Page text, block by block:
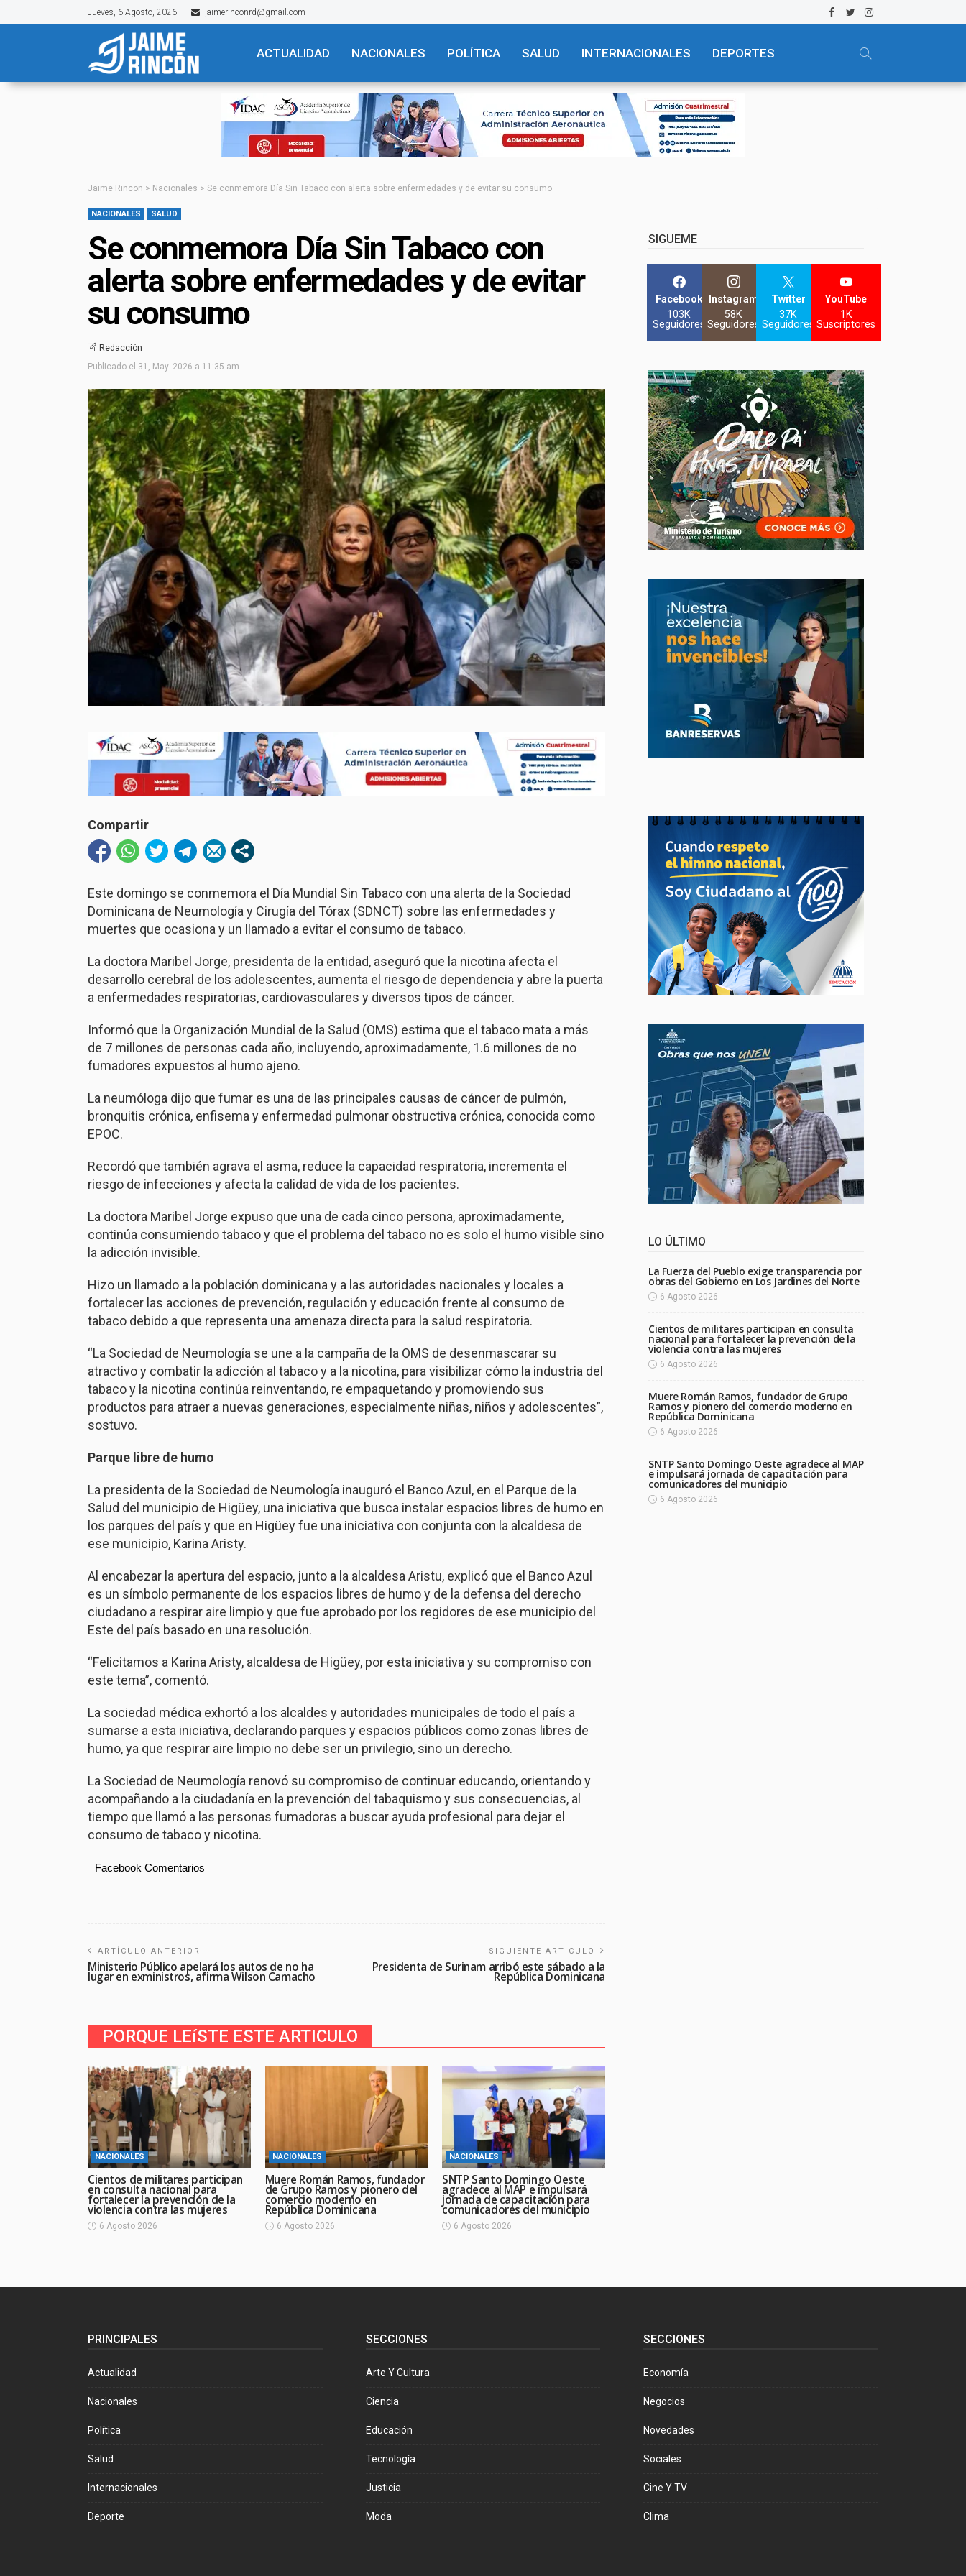
Jueves, 6 Agosto, 2026 jaimerinconrd@gmail.com
ACTUALIDAD NACIONALES POLÍTICA SALUD INTERNACIONALES DEPORTES
Jaime Rincon > Nacionales > Se conmemora Día Sin Tabaco con alerta sobre enfermedades y de evitar su consumo
NACIONALES SALUD
Se conmemora Día Sin Tabaco con
alerta sobre enfermedades y de evitar
su consumo
Redacción
Publicado el 31, May. 2026 a 11:35 am
Compartir
Este domingo se conmemora el Día Mundial Sin Tabaco con una alerta de la Sociedad
Dominicana de Neumología y Cirugía del Tórax (SDNCT) sobre las enfermedades y
muertes que ocasiona y un llamado a evitar el consumo de tabaco.
La doctora Maribel Jorge, presidenta de la entidad, aseguró que la nicotina afecta el
desarrollo cerebral de los adolescentes, aumenta el riesgo de dependencia y abre la puerta
a enfermedades respiratorias, cardiovasculares y diversos tipos de cáncer.
Informó que la Organización Mundial de la Salud (OMS) estima que el tabaco mata a más
de 7 millones de personas cada año, incluyendo, aproximadamente, 1.6 millones de no
fumadores expuestos al humo ajeno.
La neumóloga dijo que fumar es una de las principales causas de cáncer de pulmón,
bronquitis crónica, enfisema y enfermedad pulmonar obstructiva crónica, conocida como
EPOC.
Recordó que también agrava el asma, reduce la capacidad respiratoria, incrementa el
riesgo de infecciones y afecta la calidad de vida de los pacientes.
La doctora Maribel Jorge expuso que una de cada cinco persona, aproximadamente,
continúa consumiendo tabaco y que el problema del tabaco no es solo el humo visible sino
la adicción invisible.
Hizo un llamado a la población dominicana y a las autoridades nacionales y locales a
fortalecer las acciones de prevención, regulación y educación frente al consumo de
tabaco debido a que representa una amenaza directa para la salud respiratoria.
“La Sociedad de Neumología se une a la campaña de la OMS de desenmascarar su
atractivo y combatir la adicción al tabaco y a la nicotina, para visibilizar cómo la industria del
tabaco y la nicotina continúa reinventando, re empaquetando y promoviendo sus
productos para atraer a nuevas generaciones, especialmente niñas, niños y adolescentes”,
sostuvo.
Parque libre de humo
La presidenta de la Sociedad de Neumología inauguró el Banco Azul, en el Parque de la
Salud del municipio de Higüey, una iniciativa que busca instalar espacios libres de humo en
los parques del país y que en Higüey fue una iniciativa con conjunta con la alcaldesa de
ese municipio, Karina Aristy.
Al encabezar la apertura del espacio, junto a la alcaldesa Aristu, explicó que el Banco Azul
es un símbolo permanente de los espacios libres de humo y de la defensa del derecho
ciudadano a respirar aire limpio y que fue aprobado por los regidores de ese municipio del
Este del país basado en una resolución.
“Felicitamos a Karina Aristy, alcaldesa de Higüey, por esta iniciativa y su compromiso con
este tema”, comentó.
La sociedad médica exhortó a los alcaldes y autoridades municipales de todo el país a
sumarse a esta iniciativa, declarando parques y espacios públicos como zonas libres de
humo, ya que respirar aire limpio no debe ser un privilegio, sino un derecho.
La Sociedad de Neumología renovó su compromiso de continuar educando, orientando y
acompañando a la ciudadanía en la prevención del tabaquismo y sus consecuencias, al
tiempo que llamó a las personas fumadoras a buscar ayuda profesional para dejar el
consumo de tabaco y nicotina.
Facebook Comentarios
ARTÍCULO ANTERIOR
Ministerio Público apelará los autos de no ha
lugar en exministros, afirma Wilson Camacho
SIGUIENTE ARTICULO
Presidenta de Surinam arribó este sábado a la
República Dominicana
PORQUE LEíSTE ESTE ARTICULO
NACIONALES
Cientos de militares participan
en consulta nacional para
fortalecer la prevención de la
violencia contra las mujeres
6 Agosto 2026
NACIONALES
Muere Román Ramos, fundador
de Grupo Ramos y pionero del
comercio moderno en
República Dominicana
6 Agosto 2026
NACIONALES
SNTP Santo Domingo Oeste
agradece al MAP e impulsará
jornada de capacitación para
comunicadores del municipio
6 Agosto 2026
SIGUEME
Facebook
103K
Seguidores
Instagram
58K
Seguidores
Twitter
37K
Seguidores
YouTube
1K
Suscriptores
LO ÚLTIMO
La Fuerza del Pueblo exige transparencia por
obras del Gobierno en Los Jardines del Norte
6 Agosto 2026
Cientos de militares participan en consulta
nacional para fortalecer la prevención de la
violencia contra las mujeres
6 Agosto 2026
Muere Román Ramos, fundador de Grupo
Ramos y pionero del comercio moderno en
República Dominicana
6 Agosto 2026
SNTP Santo Domingo Oeste agradece al MAP
e impulsará jornada de capacitación para
comunicadores del municipio
6 Agosto 2026
PRINCIPALES
Actualidad
Nacionales
Política
Salud
Internacionales
Deporte
SECCIONES
Arte Y Cultura
Ciencia
Educación
Tecnología
Justicia
Moda
SECCIONES
Economía
Negocios
Novedades
Sociales
Cine Y TV
Clima